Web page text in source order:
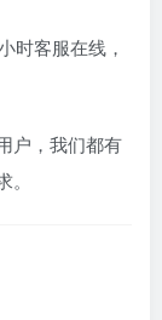
时客服在线，
户，我们都有
。